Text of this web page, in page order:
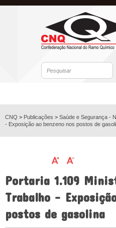
CNQ > Publicações > Saúde e Segurança -
- Exposição ao benzeno nos postos de
Portaria 1.109
Trabalho -
postos de gasolina